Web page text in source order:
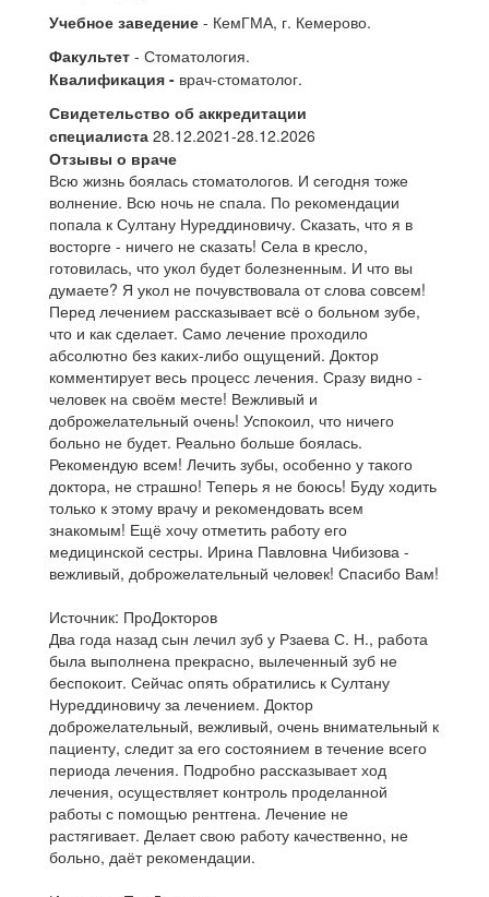
Учебное заведение - КемГМА, г. Кемерово.
Факультет - Стоматология.
Квалификация - врач-стоматолог.
Свидетельство об аккредитации
специалиста 28.12.2021-28.12.2026
Отзывы о враче
Всю жизнь боялась стоматологов. И сегодня тоже
волнение. Всю ночь не спала. По рекомендации
попала к Султану Нуреддиновичу. Сказать, что я в
восторге - ничего не сказать! Села в кресло,
готовилась, что укол​ будет болезненным. И что вы
думаете? Я укол не почувствовала от слова совсем!
Перед лечением рассказывает всё о больном зубе,
что и как сделает. Само лечение проходило
абсолютно без каких-либо ощущений. Доктор
комментирует весь процесс лечения. Сразу видно -
человек на своём месте! Вежливый и
доброжелательный очень! Успокоил, что ничего
больно не будет. Реально больше боялась.
Рекомендую всем! Лечить зубы, особенно у такого
доктора, не страшно! Теперь я не боюсь! Буду ходить
только к этому врачу и рекомендовать всем
знакомым! Ещё хочу отметить работу его
медицинской сестры. Ирина Павловна Чибизова -
вежливый, доброжелательный человек! Спасибо Вам!
Источник: ПроДокторов
Два года назад сын лечил зуб у Рзаева С. Н., работа
была выполнена прекрасно, вылеченный зуб не
беспокоит. Сейчас опять обратились к Султану
Нуреддиновичу за лечением. Доктор
доброжелательный, вежливый, очень внимательный к
пациенту, следит за его состоянием в течение всего
периода лечения. Подробно рассказывает ход
лечения, осуществляет контроль проделанной
работы с помощью рентгена​. Лечение не
растягивает. Делает свою работу качественно, не
больно, даёт рекомендации.